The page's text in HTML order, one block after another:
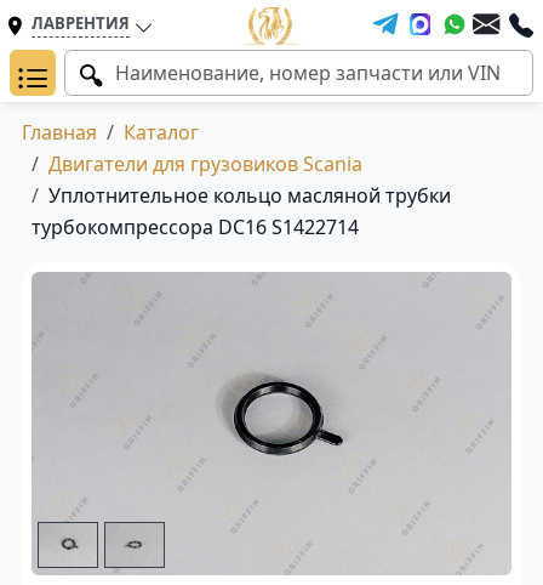
ЛАВРЕНТИЯ
Главная
Каталог
Двигатели для грузовиков Scania
Уплотнительное кольцо масляной трубки
турбокомпрессора DC16 S1422714